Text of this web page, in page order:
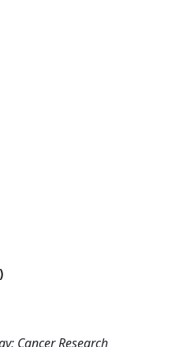
Cancer Research